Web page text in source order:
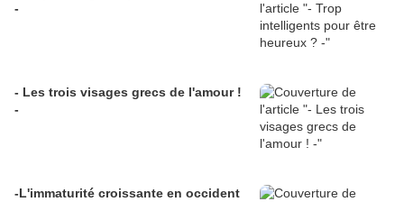
-
- Les trois visages grecs de l'amour !
-
-L'immaturité croissante en occident